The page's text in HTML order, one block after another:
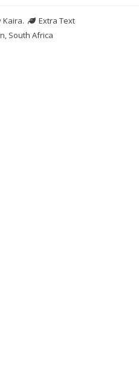
Kaira.
Extra Text
South Africa